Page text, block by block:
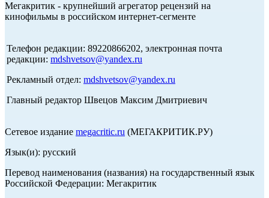
Мегакритик - крупнейший агрегатор рецензий на
кинофильмы в российском интернет-сегменте
Телефон редакции: 89220866202, электронная почта
редакции: mdshvetsov@yandex.ru
Рекламный отдел: mdshvetsov@yandex.ru
Главный редактор Швецов Максим Дмитриевич
Сетевое издание megacritic.ru (МЕГАКРИТИК.РУ)
Язык(и): русский
Перевод наименования (названия) на государственный язык
Российской Федерации: Мегакритик